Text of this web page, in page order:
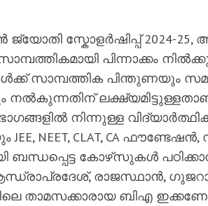
സ്കോളർഷിപ്പ് 2024-25,
പിന്നാക്കം
സാമ്പത്തിക പിന്തുണയും
ലക്ഷ്യമിട്ടുള്ളതാണ്.
നിന്നുള്ള
NEET, CLAT, CA
ബന്ധപ്പെട്ട കോഴ്‌സുകൾ
രാജസ്ഥാൻ,
താമസക്കാരായ ബിഎ